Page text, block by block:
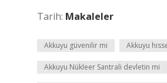
Tarih: Makaleler
Akkuyu güvenilir mi Akkuyu
Akkuyu Nükleer Santrali devletin mi